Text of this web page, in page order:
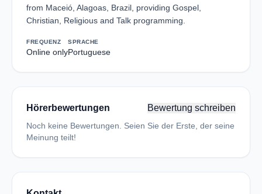
from Maceió, Alagoas, Brazil, providing Gospel,
Christian, Religious and Talk programming.
FREQUENZ
Online only
SPRACHE
Portuguese
Hörerbewertungen Bewertung schreiben
Noch keine Bewertungen. Seien Sie der Erste, der seine
Meinung teilt!